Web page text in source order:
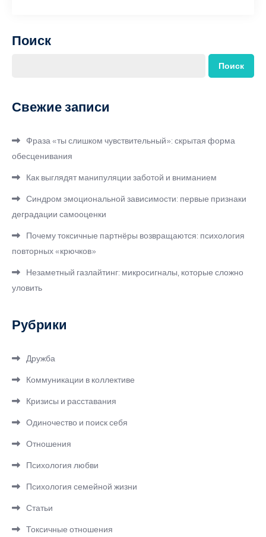
Поиск
Поиск
Свежие записи
Фраза «ты слишком чувствительный»: скрытая форма
обесценивания
Как выглядят манипуляции заботой и вниманием
Синдром эмоциональной зависимости: первые признаки
деградации самооценки
Почему токсичные партнёры возвращаются: психология
повторных «крючков»
Незаметный газлайтинг: микросигналы, которые сложно
уловить
Рубрики
Дружба
Коммуникации в коллективе
Кризисы и расставания
Одиночество и поиск себя
Отношения
Психология любви
Психология семейной жизни
Статьи
Токсичные отношения